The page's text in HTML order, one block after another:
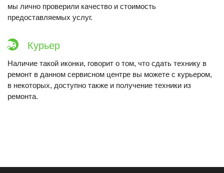
мы лично проверили качество и стоимость
предоставляемых услуг.
Курьер
Наличие такой иконки, говорит о том, что сдать технику в
ремонт в данном сервисном центре вы можете с курьером,
в некоторых, доступно также и получение техники из
ремонта.